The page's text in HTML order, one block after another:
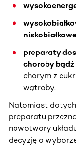
preparaty
choroby
chorym z
wątroby.
Natomiast
preparatu
nowotwory
decyzję o